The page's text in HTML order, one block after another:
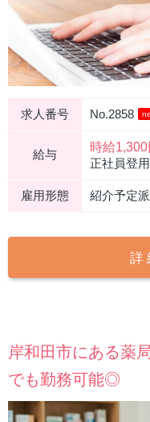
求人番号 No.2858
給与
時給1,300
正社員登
雇用形態 紹介予定
詳
岸和田市にある薬
でも勤務可能◎